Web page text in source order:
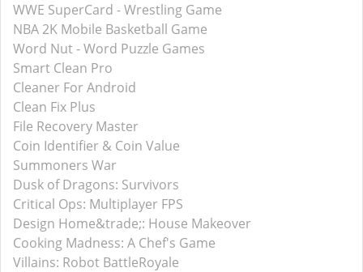
WWE SuperCard - Wrestling Game
NBA 2K Mobile Basketball Game
Word Nut - Word Puzzle Games
Smart Clean Pro
Cleaner For Android
Clean Fix Plus
File Recovery Master
Coin Identifier & Coin Value
Summoners War
Dusk of Dragons: Survivors
Critical Ops: Multiplayer FPS
Design Home&trade;: House Makeover
Cooking Madness: A Chef's Game
Villains: Robot BattleRoyale